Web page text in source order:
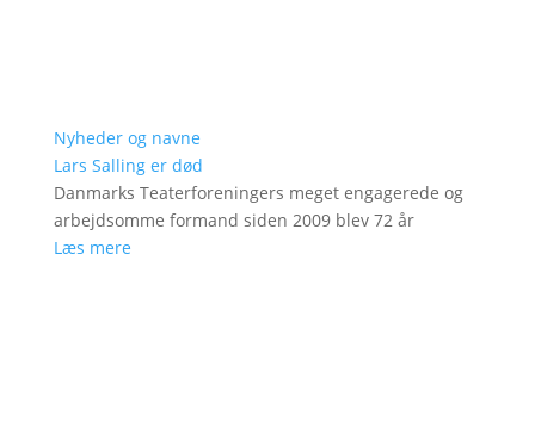
Nyheder og navne
Lars Salling er død
Danmarks Teaterforeningers meget engagerede og
arbejdsomme formand siden 2009 blev 72 år
Læs mere